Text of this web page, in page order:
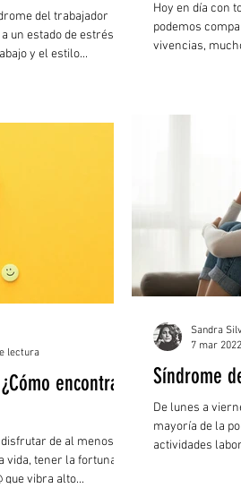
del trabajador
un estado de estrés
y el estilo...
Hoy en día con
podemos
vivencias,
encontrar
de al menos
tener la fortuna de
vibra alto...
lectura
Síndrome
De lunes a
mayoría de la
actividades
Sandra
7 mar 2022